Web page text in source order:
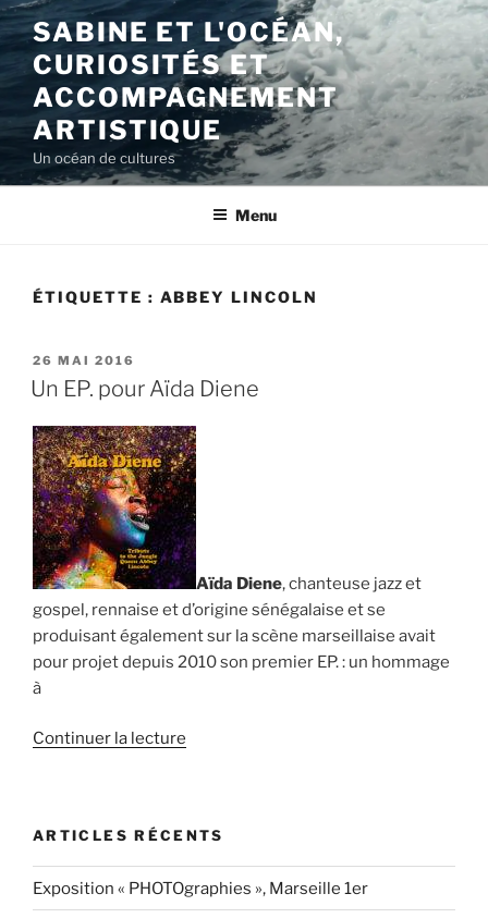
Aller
au
contenu
principal
SABINE ET L'OCÉAN,
CURIOSITÉS ET
ACCOMPAGNEMENT
ARTISTIQUE
Un océan de cultures
Menu
ÉTIQUETTE : ABBEY LINCOLN
PUBLIÉ
LE
26 MAI 2016
Un EP. pour Aïda Diene
Aïda Diene, chanteuse jazz et
gospel, rennaise et d’origine sénégalaise et se
produisant également sur la scène marseillaise avait
pour projet depuis 2010 son premier EP. : un hommage
à
Continuer la lecture
Aïda
Diene »
ARTICLES RÉCENTS
Exposition « PHOTOgraphies », Marseille 1er